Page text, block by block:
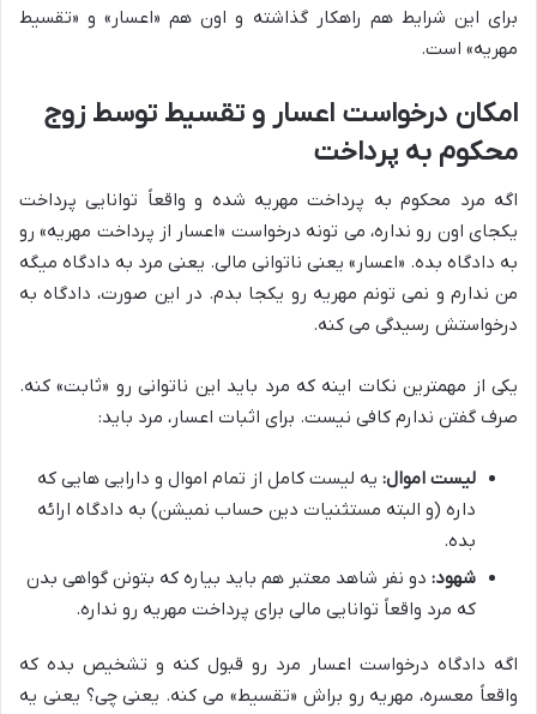
برای این شرایط هم راهکار گذاشته و اون هم «اعسار» و «تقسیط
مهریه» است.
امکان درخواست اعسار و تقسیط توسط زوج
محکوم به پرداخت
اگه مرد محکوم به پرداخت مهریه شده و واقعاً توانایی پرداخت
یکجای اون رو نداره، می تونه درخواست «اعسار از پرداخت مهریه» رو
به دادگاه بده. «اعسار» یعنی ناتوانی مالی. یعنی مرد به دادگاه میگه
من ندارم و نمی تونم مهریه رو یکجا بدم. در این صورت، دادگاه به
درخواستش رسیدگی می کنه.
یکی از مهمترین نکات اینه که مرد باید این ناتوانی رو «ثابت» کنه.
صرف گفتن ندارم کافی نیست. برای اثبات اعسار، مرد باید:
لیست اموال: یه لیست کامل از تمام اموال و دارایی هایی که
داره (و البته مستثنیات دین حساب نمیشن) به دادگاه ارائه
بده.
شهود: دو نفر شاهد معتبر هم باید بیاره که بتونن گواهی بدن
که مرد واقعاً توانایی مالی برای پرداخت مهریه رو نداره.
اگه دادگاه درخواست اعسار مرد رو قبول کنه و تشخیص بده که
واقعاً معسره، مهریه رو براش «تقسیط» می کنه. یعنی چی؟ یعنی یه